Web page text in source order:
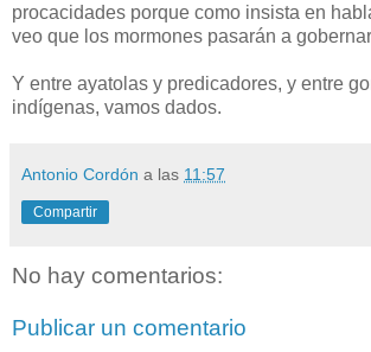
procacidades porque como insista en
veo que los mormones pasarán a
Y entre ayatolas y predicadores, y entre
indígenas, vamos dados.
Antonio Cordón a las 11:57
Compartir
No hay comentarios:
Publicar un comentario